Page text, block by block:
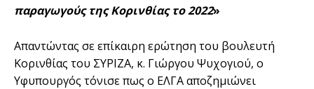
παραγωγούς της Κορινθίας το 2022»
Απαντώντας σε επίκαιρη ερώτηση του βουλευτή
Κορινθίας του ΣΥΡΙΖΑ, κ. Γιώργου Ψυχογιού, ο
Υφυπουργός τόνισε πως ο ΕΛΓΑ αποζημιώνει